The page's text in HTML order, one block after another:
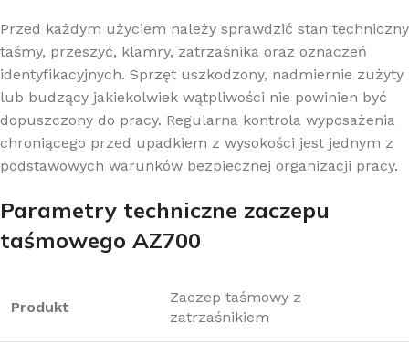
Przed każdym użyciem należy sprawdzić stan techniczny
taśmy, przeszyć, klamry, zatrzaśnika oraz oznaczeń
identyfikacyjnych. Sprzęt uszkodzony, nadmiernie zużyty
lub budzący jakiekolwiek wątpliwości nie powinien być
dopuszczony do pracy. Regularna kontrola wyposażenia
chroniącego przed upadkiem z wysokości jest jednym z
podstawowych warunków bezpiecznej organizacji pracy.
Parametry techniczne zaczepu
taśmowego AZ700
Produkt
Zaczep taśmowy z
zatrzaśnikiem